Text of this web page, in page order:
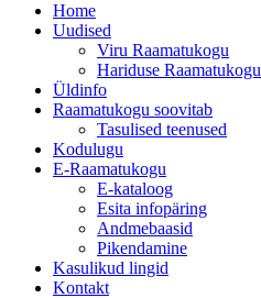
Home
Uudised
Viru Raamatukogu
Hariduse Raamatukogu
Üldinfo
Raamatukogu soovitab
Tasulised teenused
Kodulugu
E-Raamatukogu
Е-kataloog
Esita infopäring
Andmebaasid
Pikendamine
Kasulikud lingid
Kontakt